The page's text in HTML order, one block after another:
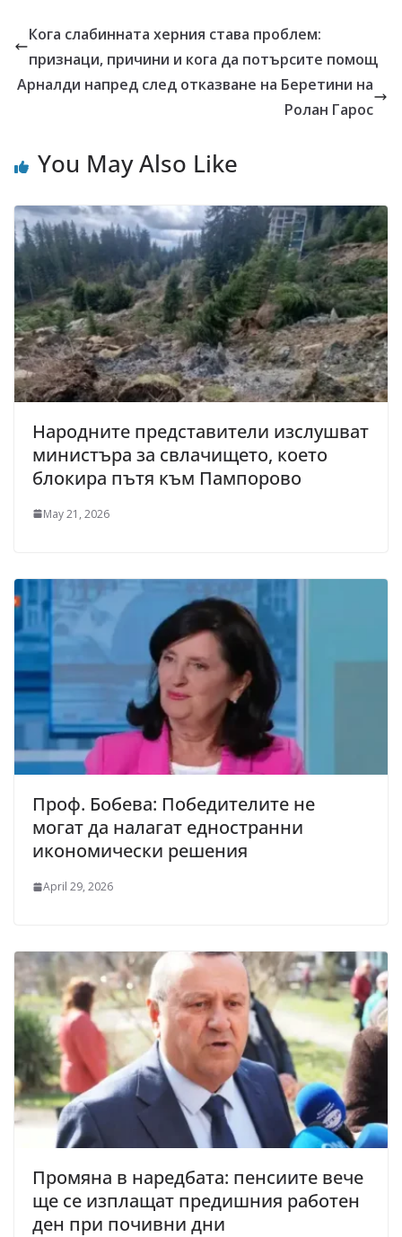
Кога слабинната херния става проблем:
признаци, причини и кога да потърсите помощ
Арналди напред след отказване на Беретини на
Ролан Гарос
You May Also Like
Народните представители изслушват
министъра за свлачището, което
блокира пътя към Пампорово
May 21, 2026
Проф. Бобева: Победителите не
могат да налагат едностранни
икономически решения
April 29, 2026
Промяна в наредбата: пенсиите вече
ще се изплащат предишния работен
ден при почивни дни